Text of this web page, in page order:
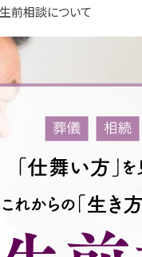
生前相談について